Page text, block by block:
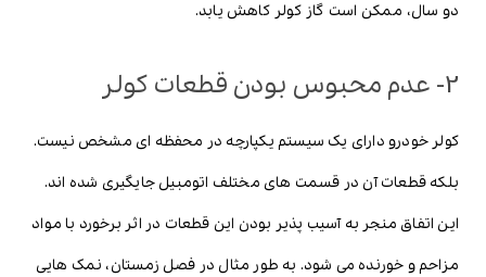
دو سال، ممکن است گاز کولر کاهش یابد.
2- عدم محبوس بودن قطعات کولر
کولر خودرو دارای یک سیستم یکپارچه در محفظه ای مشخص نیست.
بلکه قطعات آن در قسمت های مختلف اتومبیل جایگیری شده اند.
این اتفاق منجر به آسیب پذیر بودن این قطعات در اثر برخورد با مواد
مزاحم و خورنده می شود. به طور مثال در فصل زمستان، نمک هایی